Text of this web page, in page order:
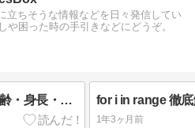
立ちそうな情報などを日々発信してい
や困った時の手引きなどにどうぞ。
浜辺美波の結婚・熱愛・年齢・身長・カップサイズは？全プロフィール徹底解説！
1年3ヶ月前